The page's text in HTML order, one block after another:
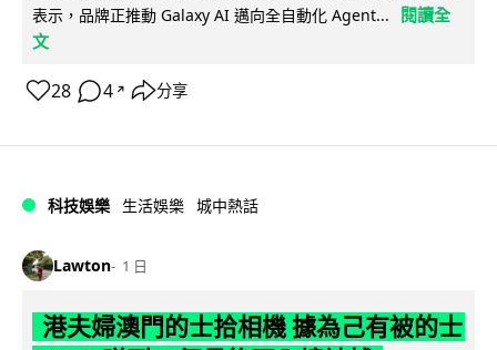
表示，品牌正推動 Galaxy AI 邁向全自動化 Agent...
閱讀全
文
28 4 ↗ 分享
科技娛樂 生活娛樂 城中熱話
Lawton 1 日
港夫婦澳門的士拾相機 據為己有被的士